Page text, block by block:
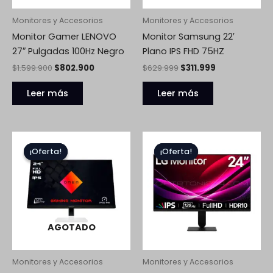
Monitores y Accesorios
Monitor Gamer LENOVO
27″ Pulgadas 100Hz Negro
$1.599.900 $802.900
Leer más
Monitores y Accesorios
Monitor Samsung 22′
Plano IPS FHD 75HZ
$629.999 $311.999
Leer más
¡Oferta!
AGOTADO
¡Oferta!
Monitores y Accesorios
precio
original
$1.399.999.
actual
$718.999.
¡Oferta!
¡Oferta!
Monitores y Accesorios
precio
original
era:
$799.999.
actual
es:
$396.999.